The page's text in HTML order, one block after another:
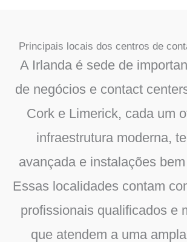
Principais locais dos centros de
A Irlanda é sede de
de negócios e contact
Cork e Limerick, cada um
infraestrutura moderna,
avançada e instalações
Essas localidades contam
profissionais qualificados e
que atendem a uma